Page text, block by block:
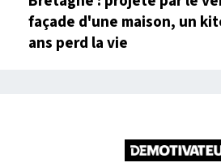
façade d'une maison, un
ans perd la vie